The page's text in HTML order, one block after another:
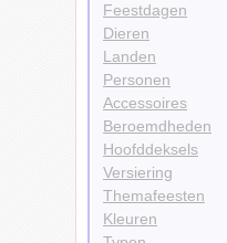
Feestdagen
Dieren
Landen
Personen
Accessoires
Beroemdheden
Hoofddeksels
Versiering
Themafeesten
Kleuren